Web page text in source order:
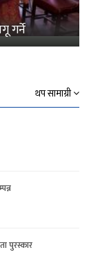
गर्ने
थप सामाग्री
पुरस्कार